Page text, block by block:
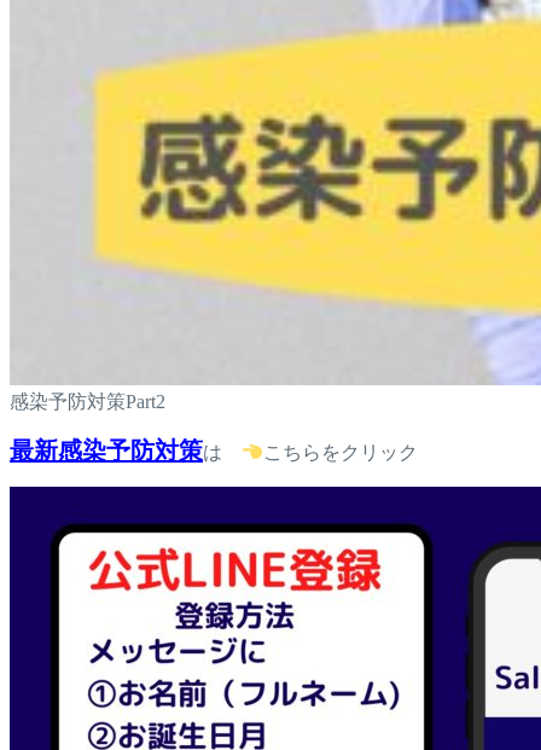
感染予防対策Part2
最新感染予防対策は こちらをクリック